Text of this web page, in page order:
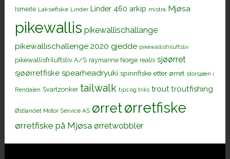
Ismeite Laksefiske Linder Linder 460 arkip mistra Mjøsa
pikewallis pikewallischallange
pikewallischallenge 2020 gjedde pikewallisfriluftsliv
pikewallisfriluftsliv A/S raymarine Norge realis sjøørret
sjøørretfiske spearheadryuki spinnfiske etter ørret storsjøen i
Rendalen Svartzonker tailwalk tips og triks trout troutfishing
Østlandet Motor Service AS ørretørretfiske
ørretfiske på Mjøsa ørretwobbler